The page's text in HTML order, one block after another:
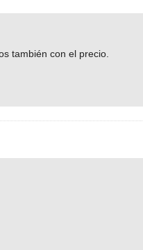
también con el precio.